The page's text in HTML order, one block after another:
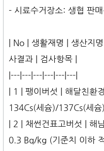
- 시료수거장소: 생협 판매
| No | 생활재명 | 생산지
사결과 | 검사항목 |
|---|---|---|---|---|---|
| 1 | 팽이버섯 | 해달친환
134Cs(세슘)/137Cs(세슘
| 2 | 채썬건표고버섯 | 해
0.3 Bq/kg (기준치 이하